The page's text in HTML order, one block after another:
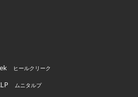
ヒールクリーク
ムニタルプ